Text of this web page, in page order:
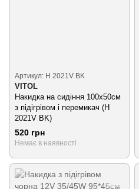
Артикул: H 2021V BK
VITOL
Накидка на сидіння 100x50см
з підігрівом і перемикач (H
2021V BK)
520 грн
Немає в наявності